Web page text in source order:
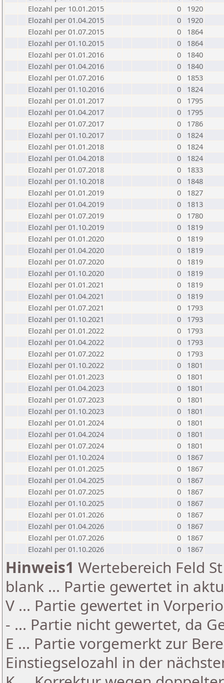
Elozahl per 10.01.2015
0
1920
Elozahl per 01.04.2015
0
1920
Elozahl per 01.07.2015
0
1864
Elozahl per 01.10.2015
0
1864
Elozahl per 01.01.2016
0
1840
Elozahl per 01.04.2016
0
1840
Elozahl per 01.07.2016
0
1853
Elozahl per 01.10.2016
0
1824
Elozahl per 01.01.2017
0
1795
Elozahl per 01.04.2017
0
1795
Elozahl per 01.07.2017
0
1786
Elozahl per 01.10.2017
0
1824
Elozahl per 01.01.2018
0
1824
Elozahl per 01.04.2018
0
1824
Elozahl per 01.07.2018
0
1833
Elozahl per 01.10.2018
0
1848
Elozahl per 01.01.2019
0
1827
Elozahl per 01.04.2019
0
1813
Elozahl per 01.07.2019
0
1780
Elozahl per 01.10.2019
0
1819
Elozahl per 01.01.2020
0
1819
Elozahl per 01.04.2020
0
1819
Elozahl per 01.07.2020
0
1819
Elozahl per 01.10.2020
0
1819
Elozahl per 01.01.2021
0
1819
Elozahl per 01.04.2021
0
1819
Elozahl per 01.07.2021
0
1793
Elozahl per 01.10.2021
0
1793
Elozahl per 01.01.2022
0
1793
Elozahl per 01.04.2022
0
1793
Elozahl per 01.07.2022
0
1793
Elozahl per 01.10.2022
0
1801
Elozahl per 01.01.2023
0
1801
Elozahl per 01.04.2023
0
1801
Elozahl per 01.07.2023
0
1801
Elozahl per 01.10.2023
0
1801
Elozahl per 01.01.2024
0
1801
Elozahl per 01.04.2024
0
1801
Elozahl per 01.07.2024
0
1801
Elozahl per 01.10.2024
0
1867
Elozahl per 01.01.2025
0
1867
Elozahl per 01.04.2025
0
1867
Elozahl per 01.07.2025
0
1867
Elozahl per 01.10.2025
0
1867
Elozahl per 01.01.2026
0
1867
Elozahl per 01.04.2026
0
1867
Elozahl per 01.07.2026
0
1867
Elozahl per 01.10.2026
0 1867
Hinweis1 Wertebereich Feld
blank ... Partie gewertet in
V ... Partie gewertet in
- ... Partie nicht gewertet, da
E ... Partie vorgemerkt zur
Einstiegselozahl in der